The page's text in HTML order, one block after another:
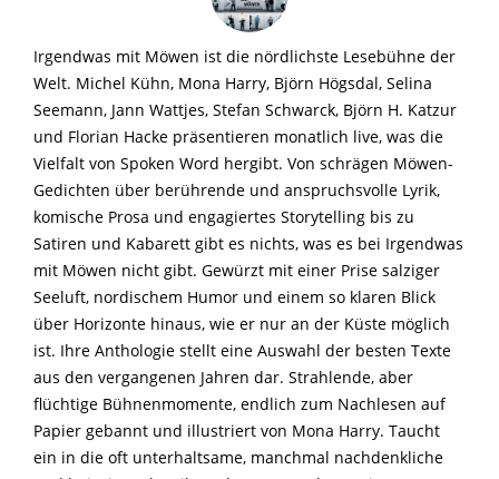
Irgendwas mit Möwen ist die nördlichste Lesebühne der
Welt. Michel Kühn, Mona Harry, Björn Högsdal, Selina
Seemann, Jann Wattjes, Stefan Schwarck, Björn H. Katzur
und Florian Hacke präsentieren monatlich live, was die
Vielfalt von Spoken Word hergibt. Von schrägen Möwen-
Gedichten über berührende und anspruchsvolle Lyrik,
komische Prosa und engagiertes Storytelling bis zu
Satiren und Kabarett gibt es nichts, was es bei Irgendwas
mit Möwen nicht gibt. Gewürzt mit einer Prise salziger
Seeluft, nordischem Humor und einem so klaren Blick
über Horizonte hinaus, wie er nur an der Küste möglich
ist. Ihre Anthologie stellt eine Auswahl der besten Texte
aus den vergangenen Jahren dar. Strahlende, aber
flüchtige Bühnenmomente, endlich zum Nachlesen auf
Papier gebannt und illustriert von Mona Harry. Taucht
ein in die oft unterhaltsame, manchmal nachdenkliche